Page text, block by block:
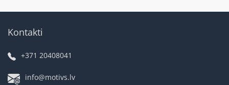
Kontakti
+371 20408041
info@motivs.lv